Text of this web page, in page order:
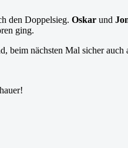
den Doppelsieg. Oskar und
ging.
beim nächsten Mal sicher auch